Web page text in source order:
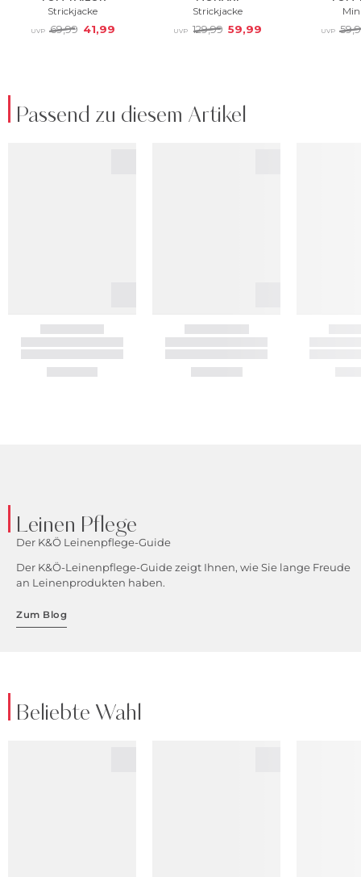
Passend zu diesem Artikel
Leinen Pflege
Der K&Ö Leinenpflege-Guide
Der K&Ö-Leinenpflege-Guide zeigt Ihnen, wie Sie lange Freude
an Leinenprodukten haben.
Zum Blog
Beliebte Wahl